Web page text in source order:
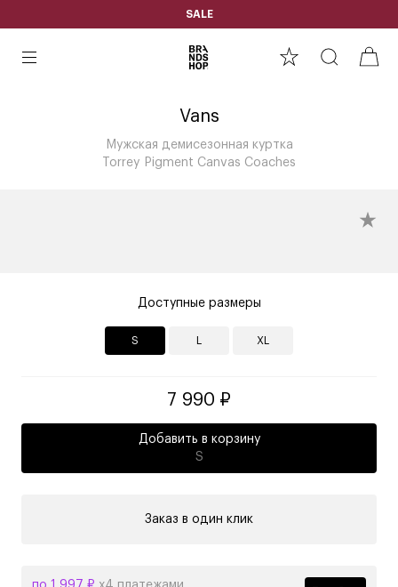
SALE
Vans
Мужская демисезонная куртка
Torrey Pigment Canvas Coaches
Доступные размеры
S XL
7 990 ₽
Добавить в корзину
S
Заказ в один клик